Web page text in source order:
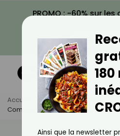
PROMO : -60% sur
VOIR LA
Accueil Actus
Actualités
Comment Bien Nettoyer Une
Ainsi que la newsletter